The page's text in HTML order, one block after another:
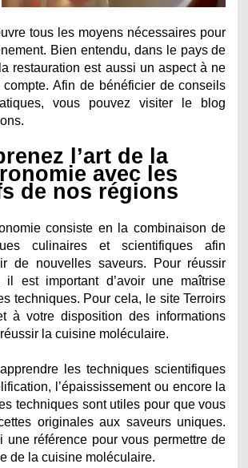
tous les moyens nécessaires pour
Bien entendu, dans le pays de
restauration est aussi un aspect à ne
Afin de bénéficier de conseils
vous pouvez visiter le blog
l’art de la
avec les
de nos régions
consiste en la combinaison de
culinaires et scientifiques afin
de nouvelles saveurs. Pour réussir
il est important d’avoir une maîtrise
techniques. Pour cela, le site Terroirs
à votre disposition des informations
la cuisine moléculaire.
les techniques scientifiques
l’épaississement ou encore la
techniques sont utiles pour que vous
originales aux saveurs uniques.
une référence pour vous permettre de
de la cuisine moléculaire.